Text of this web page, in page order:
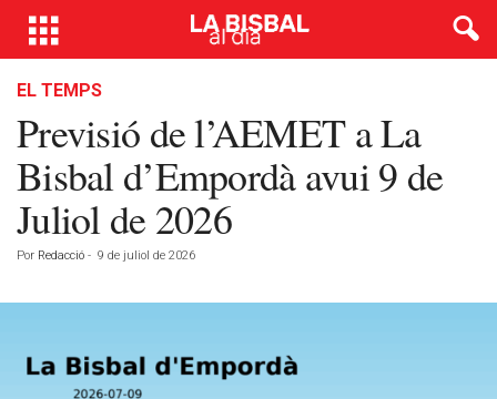
EL TEMPS
Previsió de l’AEMET a La
Bisbal d’Empordà avui 9 de
Juliol de 2026
Por Redacció - 9 de juliol de 2026